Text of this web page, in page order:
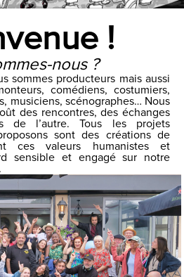
!
nous ?
sommes producteurs mais aussi
comédiens, costumiers,
musiciens, scénographes… Nous
des rencontres, des échanges
de l’autre. Tous les projets
sont des créations de
ces valeurs humanistes et
sensible et engagé sur notre